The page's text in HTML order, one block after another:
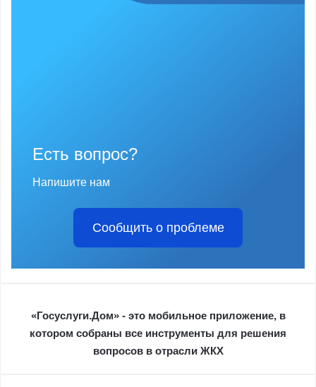
Есть вопрос?
Напишите нам
Сообщить о проблеме
«Госуслуги.Дом» - это мобильное приложение, в
котором собраны все инструменты для решения
вопросов в отрасли ЖКХ